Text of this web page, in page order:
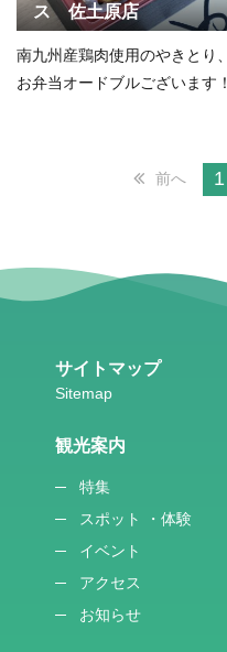
ス 佐土原店
南九州産鶏肉使用のやきとり、
お弁当オードブルございます！
前へ 1
サイトマップ
観光案内
特集
スポット ・体験
イベント
アクセス
お知らせ